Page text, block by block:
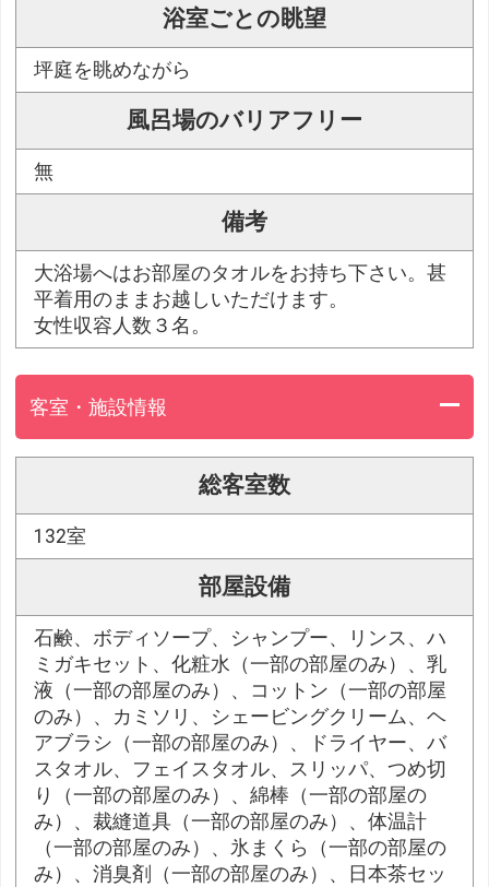
浴室ごとの眺望
坪庭を眺めながら
風呂場のバリアフリー
無
備考
大浴場へはお部屋のタオルをお持ち下さい。甚
平着用のままお越しいただけます。
女性収容人数３名。
客室・施設情報
総客室数
132室
部屋設備
石鹸、ボディソープ、シャンプー、リンス、ハ
ミガキセット、化粧水（一部の部屋のみ）、乳
液（一部の部屋のみ）、コットン（一部の部屋
のみ）、カミソリ、シェービングクリーム、ヘ
アブラシ（一部の部屋のみ）、ドライヤー、バ
スタオル、フェイスタオル、スリッパ、つめ切
り（一部の部屋のみ）、綿棒（一部の部屋の
み）、裁縫道具（一部の部屋のみ）、体温計
（一部の部屋のみ）、氷まくら（一部の部屋の
み）、消臭剤（一部の部屋のみ）、日本茶セッ